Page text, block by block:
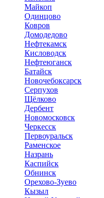
Майкоп
Одинцово
Ковров
Домодедово
Нефтекамск
Кисловодск
Нефтеюганск
Батайск
Новочебоксарск
Серпухов
Щёлково
Дербент
Новомосковск
Черкесск
Первоуральск
Раменское
Назрань
Каспийск
Обнинск
Орехово-Зуево
Кызыл